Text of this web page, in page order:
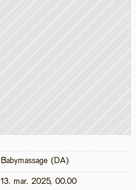
Babymassage (DA)
13. mar. 2025, 00.00